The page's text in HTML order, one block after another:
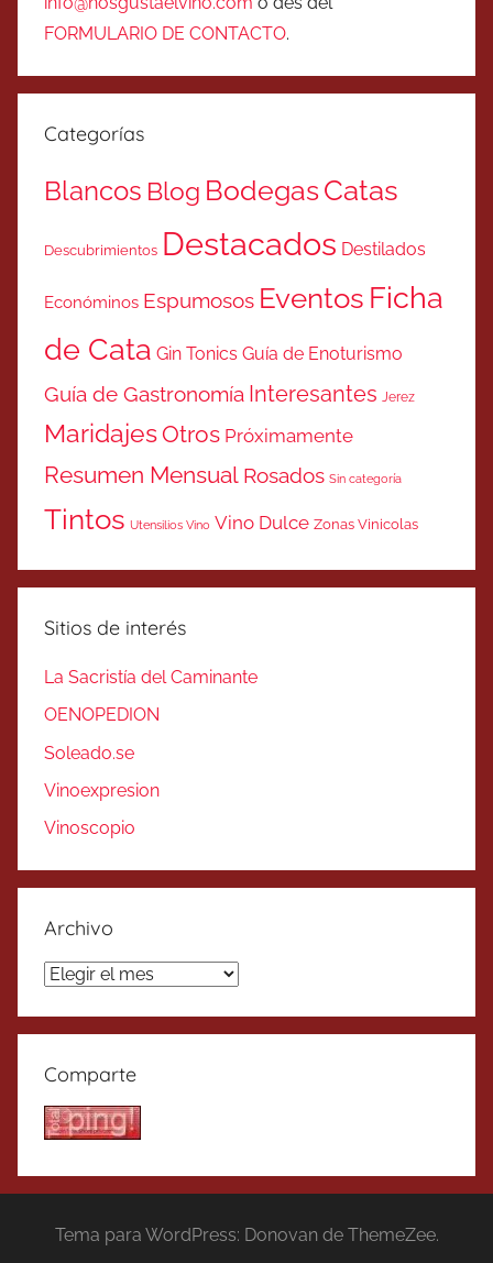
FORMULARIO DE CONTACTO.
Categorías
Blancos Blog BodegasCatas
Descubrimientos Destacados Destilados
Económinos Espumosos Eventos Ficha
de Cata Gin Tonics Guía de Enoturismo
Guía de Gastronomía Interesantes Jerez
MaridajesOtros Próximamente
Resumen Mensual Rosados Sin categoría
Tintos Utensilios Vino Vino Dulce Zonas Vinicolas
Sitios de interés
La Sacristía del Caminante
OENOPEDION
Soleado.se
Vinoexpresion
Vinoscopio
Archivo
Archivo
Comparte
Tema para WordPress: Donovan de ThemeZee.